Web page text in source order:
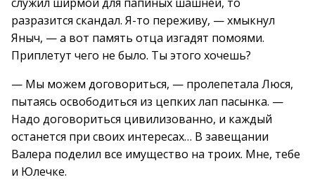
разразится скандал. Я-то переживу, — хмыкнул
Яныч, — а вот память отца изгадят помоями.
Приплетут чего не было. Ты этого хочешь?
— Мы можем договориться, — пролепетала Люся,
пытаясь освободиться из цепких лап пасынка. —
Надо договориться цивилизованно, и каждый
останется при своих интересах… В завещании
Валера поделил все имущество на троих. Мне, тебе
и Юлечке.